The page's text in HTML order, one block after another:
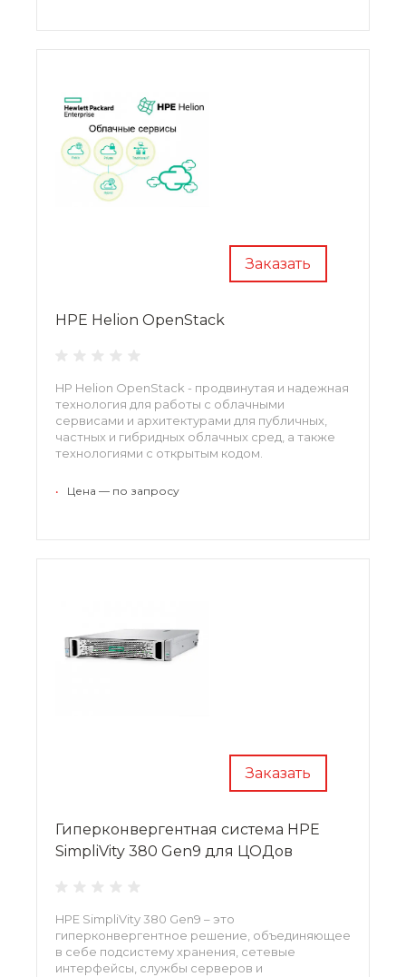
Заказать
HPE Helion OpenStack
HP Helion OpenStack - продвинутая и надежная
технология для работы с облачными
сервисами и архитектурами для публичных,
частных и гибридных облачных сред, а также
технологиями с открытым кодом.
• Цена — по запросу
Заказать
Гиперконвергентная система HPE
SimpliVity 380 Gen9 для ЦОДов
HPE SimpliVity 380 Gen9 – это
гиперконвергентное решение, объединяющее
в себе подсистему хранения, сетевые
интерфейсы, службы серверов и